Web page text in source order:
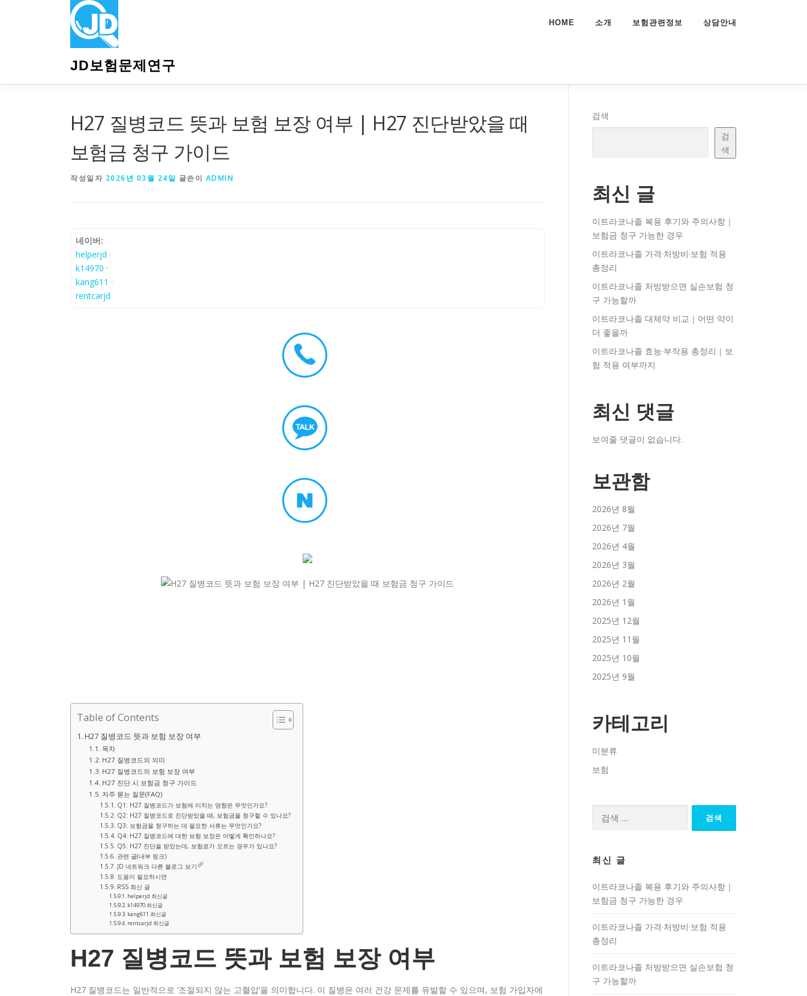
JD보험문제연구
HOME 소개 보험관련정보 상담안내
H27 질병코드 뜻과 보험 보장 여부 | H27 진단받았을 때
보험금 청구 가이드
작성일자 2026년 03월 24일 글쓴이 ADMIN
네이버:
helperjd ·
k14970 ·
kang611 ·
rentcarjd
Table of Contents
H27 질병코드 뜻과 보험 보장 여부
목차
H27 질병코드의 의미
H27 질병코드의 보험 보장 여부
H27 진단 시 보험금 청구 가이드
자주 묻는 질문(FAQ)
Q1: H27 질병코드가 보험에 미치는 영향은 무엇인가요?
Q2: H27 질병코드로 진단받았을 때, 보험금을 청구할 수 있나요?
Q3: 보험금을 청구하는 데 필요한 서류는 무엇인가요?
Q4: H27 질병코드에 대한 보험 보장은 어떻게 확인하나요?
Q5: H27 진단을 받았는데, 보험료가 오르는 경우가 있나요?
관련 글(내부 링크)
JD 네트워크 다른 블로그 보기
도움이 필요하시면
RSS 최신 글
helperjd 최신글
k14970 최신글
kang611 최신글
rentcarjd 최신글
H27 질병코드 뜻과 보험 보장 여부
H27 질병코드는 일반적으로 ‘조절되지 않는 고혈압’을 의미합니다. 이 질병은 여러 건강 문제를 유발할 수 있으며, 보험 가입자에
검색
검
색
최신 글
이트라코나졸 복용 후기와 주의사항｜
보험금 청구 가능한 경우
이트라코나졸 가격·처방비·보험 적용
총정리
이트라코나졸 처방받으면 실손보험 청
구 가능할까
이트라코나졸 대체약 비교｜어떤 약이
더 좋을까
이트라코나졸 효능·부작용 총정리｜보
험 적용 여부까지
최신 댓글
보여줄 댓글이 없습니다.
보관함
2026년 8월
2026년 7월
2026년 4월
2026년 3월
2026년 2월
2026년 1월
2025년 12월
2025년 11월
2025년 10월
2025년 9월
카테고리
미분류
보험
최신 글
이트라코나졸 복용 후기와 주의사항｜
보험금 청구 가능한 경우
이트라코나졸 가격·처방비·보험 적용
총정리
이트라코나졸 처방받으면 실손보험 청
구 가능할까